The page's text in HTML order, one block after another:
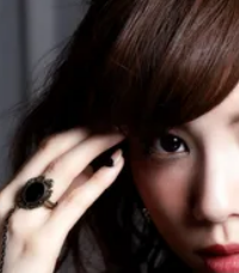
音楽
ゲーム・サービス開発
書籍・雑誌出版
チャレンジ